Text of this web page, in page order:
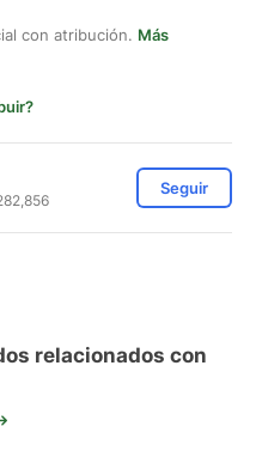
con atribución. Más
Seguir
relacionados con